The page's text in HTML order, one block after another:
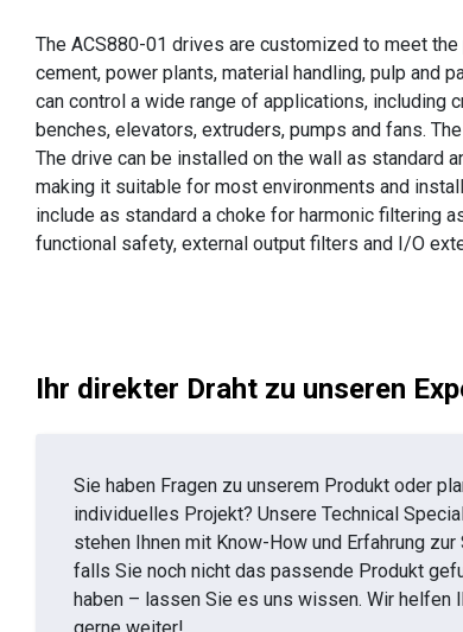
The ACS880-01 drives are customized to meet
cement, power plants, material handling, pulp and
can control a wide range of applications, including
benches, elevators, extruders, pumps and fans.
The drive can be installed on the wall as standard
making it suitable for most environments and
include as standard a choke for harmonic filtering
functional safety, external output filters and I/O
Ihr direkter Draht zu unseren
Sie haben Fragen zu unserem Produkt oder
individuelles Projekt? Unsere Technical
stehen Ihnen mit Know-How und Erfahrung zur
falls Sie noch nicht das passende Produkt
haben – lassen Sie es uns wissen. Wir helfen